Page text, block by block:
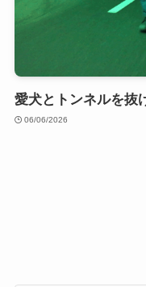
愛犬とトンネルを抜
06/06/2026